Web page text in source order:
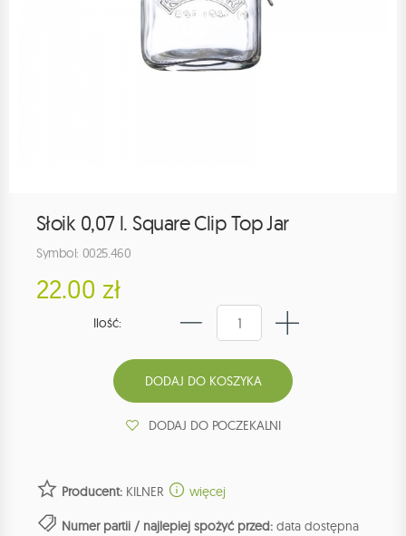
Słoik 0,07 l. Square Clip Top Jar
Symbol: 0025.460
22.00 zł
Ilość:
DODAJ DO POCZEKALNI
Producent: KILNER więcej
Numer partii / najlepiej spożyć przed: data dostępna